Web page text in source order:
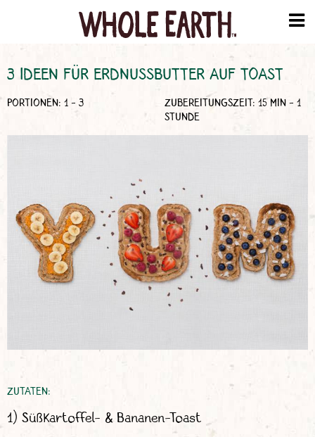
3 IDEEN FÜR ERDNUSSBUTTER AUF TOAST
PORTIONEN: 1 - 3
ZUBEREITUNGSZEIT: 15 MIN - 1
STUNDE
ZUTATEN:
1) Süßkartoffel- & Bananen-Toast